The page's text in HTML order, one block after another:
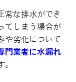
常な排水ができ
てしまう場合が
や劣化について
門業者に水漏れ